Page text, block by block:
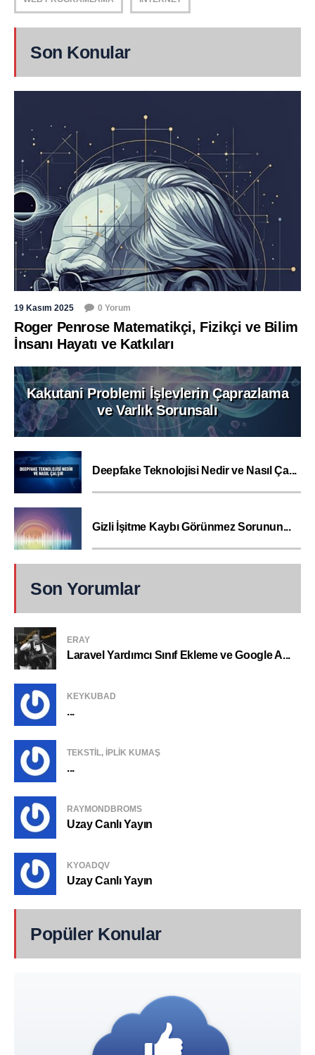
Son Konular
19 Kasım 2025 0 Yorum
Roger Penrose Matematikçi, Fizikçi ve Bilim
İnsanı Hayatı ve Katkıları
Kakutani Problemi İşlevlerin Çaprazlama
ve Varlık Sorunsalı
Deepfake Teknolojisi Nedir ve Nasıl Ça...
Gizli İşitme Kaybı Görünmez Sorunun...
Son Yorumlar
ERAY
Laravel Yardımcı Sınıf Ekleme ve Google A...
KEYKUBAD
...
TEKSTIL, IPLIK KUMAŞ
...
RAYMONDBROMS
Uzay Canlı Yayın
KYOADQV
Uzay Canlı Yayın
Popüler Konular